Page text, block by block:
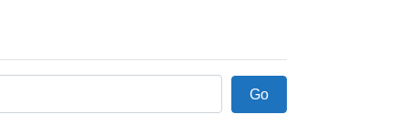
GoGo